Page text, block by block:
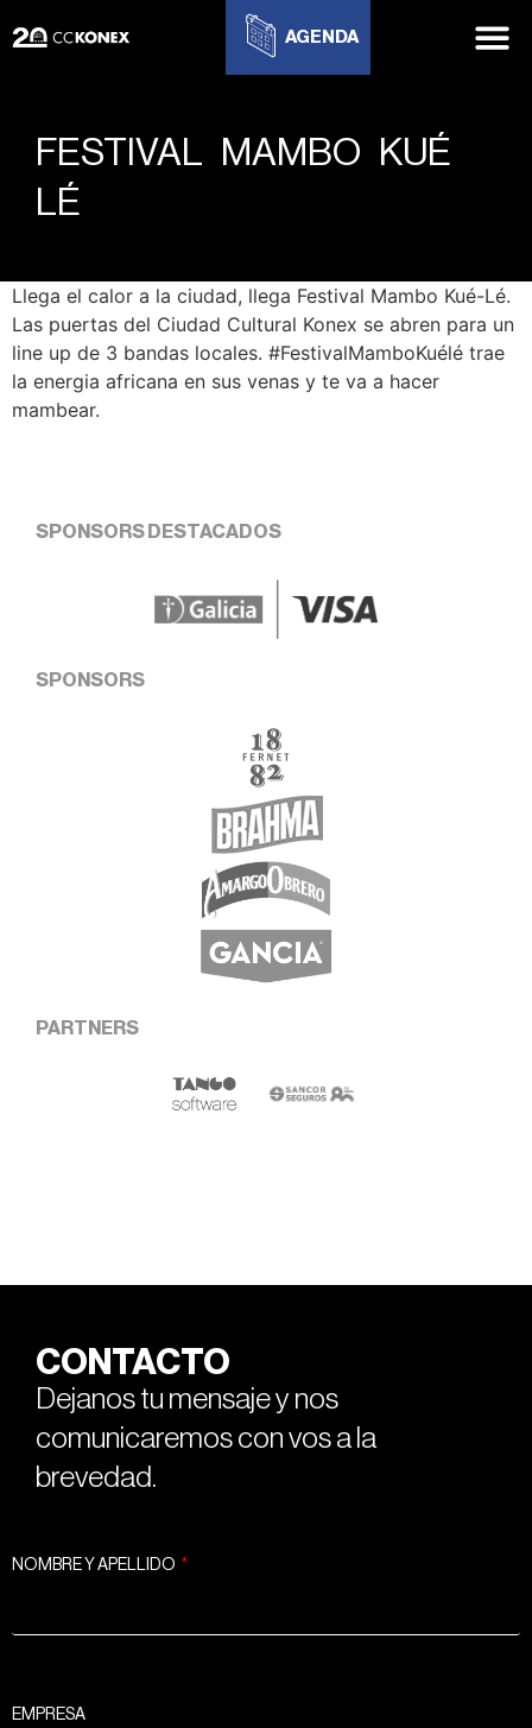
AGENDA
FESTIVAL MAMBO KUÉ
LÉ
Llega el calor a la ciudad, llega Festival Mambo Kué-Lé.
Las puertas del Ciudad Cultural Konex se abren para un
line up de 3 bandas locales. #FestivalMamboKuélé trae
la energia africana en sus venas y te va a hacer
mambear.
SPONSORS DESTACADOS
SPONSORS
PARTNERS
CONTACTO
Dejanos tu mensaje y nos
comunicaremos con vos a la
brevedad.
NOMBRE Y APELLIDO
EMPRESA